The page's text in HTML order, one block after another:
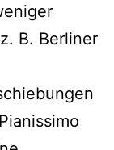
B. Berliner